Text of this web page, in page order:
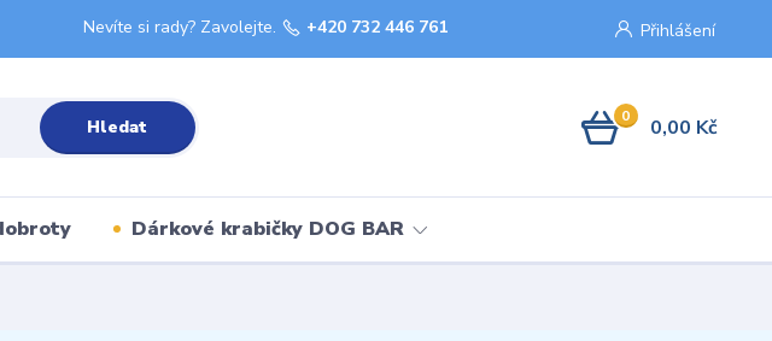
Přihlášení
Hledat
Nevíte si rady? Zavolejte. +420 732 446 761
0 0,00 Kč
Dárkové krabičky DOG BAR